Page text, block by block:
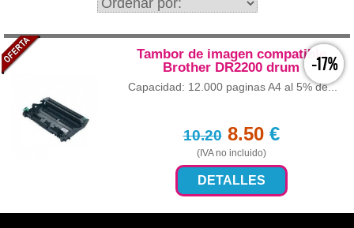
-17%
Tambor de imagen compatible
Brother DR2200 drum
Capacidad: 12.000 paginas A4 al 5% de...
10.20 8.50€
(IVA no incluido)
DETALLES